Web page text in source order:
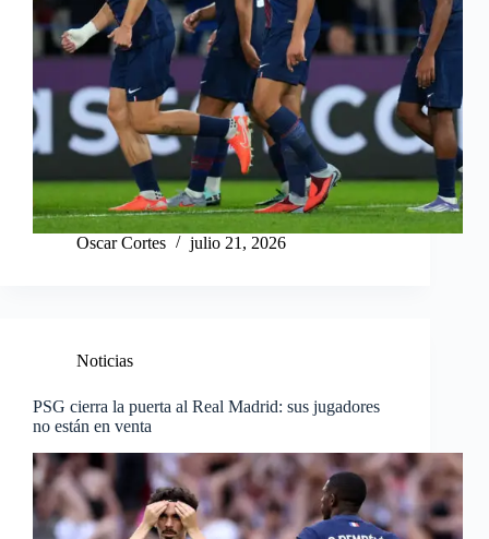
Oscar Cortes julio 21, 2026
Noticias
PSG cierra la puerta al Real Madrid: sus jugadores
no están en venta